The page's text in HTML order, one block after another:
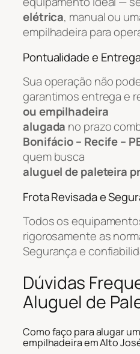
elétrica, manual ou
empilhadeira para
Pontualidade e
Sua operação não
garantimos entrega e
ou empilhadeira
alugada no prazo
Bonifácio – Recife –
quem busca
aluguel de paleteira
Frota Revisada e
Todos os
rigorosamente as
Segurança e
Dúvidas
Aluguel de
Como faço para alugar
empilhadeira em Alto